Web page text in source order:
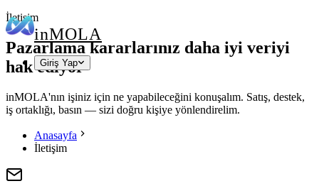
inMOLA
Giriş Yap
İletişim
Pazarlama kararlarınız daha iyi veriyi
hak ediyor
inMOLA'nın işiniz için ne yapabileceğini konuşalım. Satış, destek,
iş ortaklığı, basın — sizi doğru kişiye yönlendirelim.
Anasayfa
İletişim